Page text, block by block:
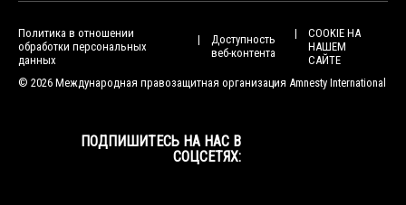
Политика в отношении
обработки персональных
данных
Доступность
веб-контента
COOKIE НА
НАШЕМ
САЙТЕ
© 2026 Международная правозащитная организация Amnesty International
ПОДПИШИТЕСЬ НА НАС В
СОЦСЕТЯХ: